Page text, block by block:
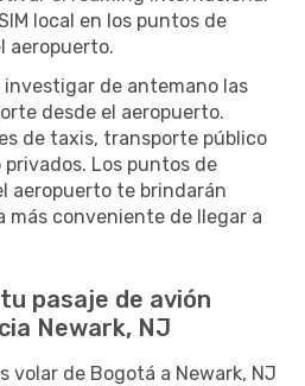
local en los puntos de
aeropuerto.
de antemano las
desde el aeropuerto.
de taxis, transporte público
Los puntos de
aeropuerto te brindarán
más conveniente de llegar a
pasaje de avión
Newark, NJ
volar de Bogotá a Newark, NJ